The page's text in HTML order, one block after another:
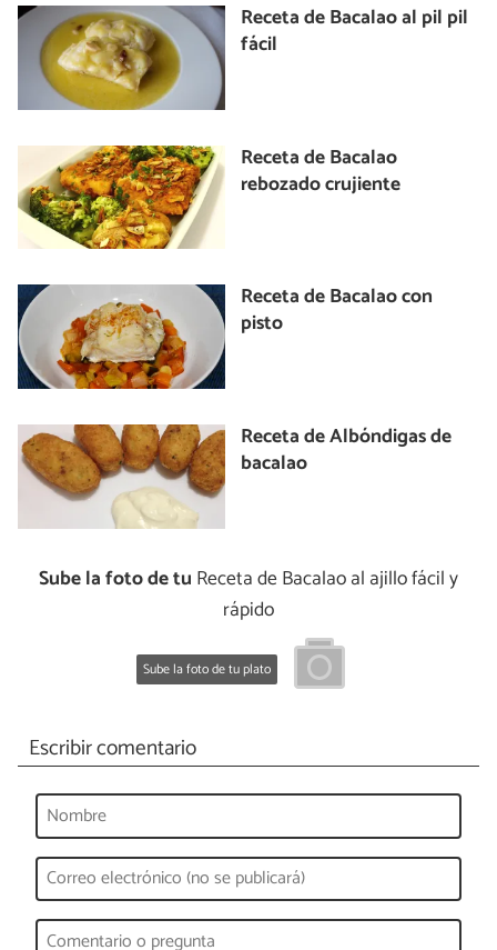
Receta de Bacalao al pil pil
fácil
Receta de Bacalao
rebozado crujiente
Receta de Bacalao con
pisto
Receta de Albóndigas de
bacalao
Sube la foto de tu Receta de Bacalao al ajillo fácil y
rápido
Sube la foto de tu plato
Escribir comentario